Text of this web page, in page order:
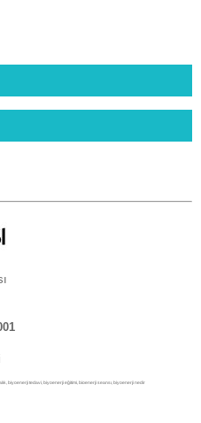
biyoenerji tedavi, biyoenerji eğitimi, bioenerji seansı, biyoenerji nedir